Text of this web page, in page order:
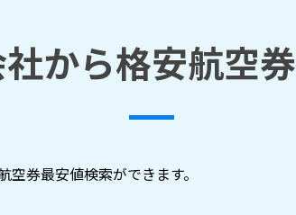
から格安航空
券最安値検索ができます。